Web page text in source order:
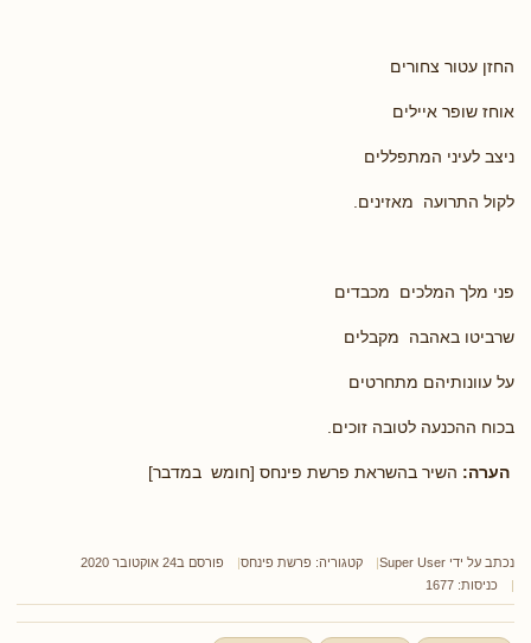
החזן עטור צחורים
אוחז שופר איילים
ניצב לעיני המתפללים
לקול התרועה מאזינים.
פני מלך המלכים מכבדים
שרביטו באהבה מקבלים
על עוונותיהם מתחרטים
בכוח ההכנעה לטובה זוכים.
הערה: השיר בהשראת פרשת פינחס [חומש במדבר]
נכתב על ידי Super User קטגוריה: פרשת פינחס
פורסם ב24 אוקטובר 2020
כניסות: 1677